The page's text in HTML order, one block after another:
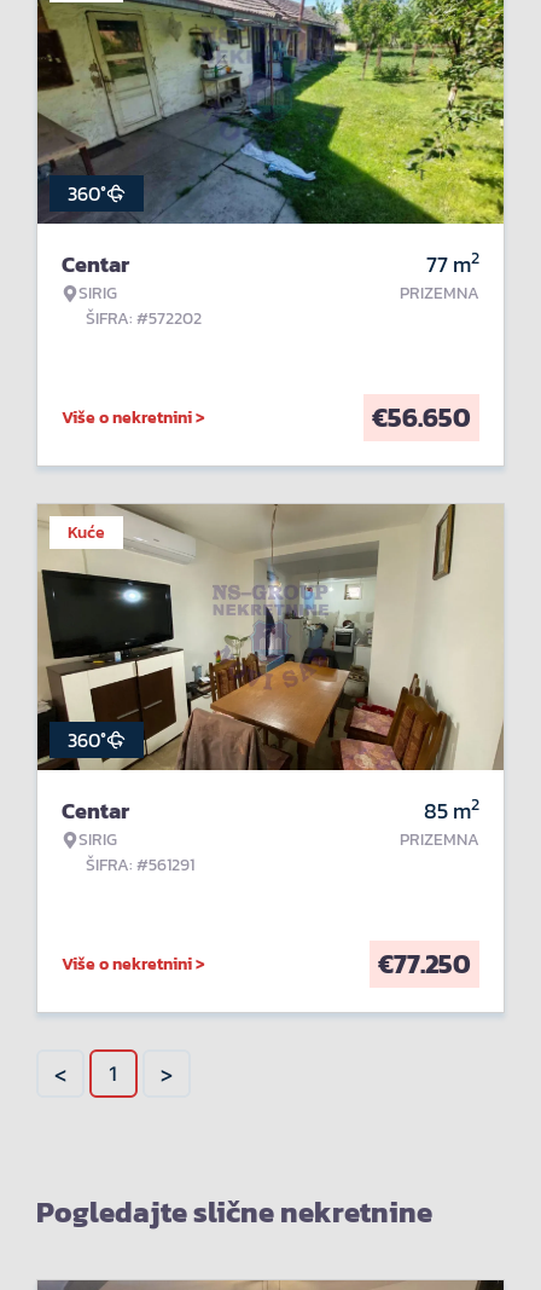
360°
Centar
SIRIG
ŠIFRA: #572202
77m2
PRIZEMNA
Više o nekretnini > €56.650
Kuće
360°
Centar
SIRIG
ŠIFRA: #561291
85m2
PRIZEMNA
Više o nekretnini > €77.250
< 1 >
Pogledajte slične nekretnine